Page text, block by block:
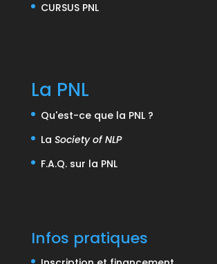
CURSUS PNL
La PNL
Qu'est-ce que la PNL ?
La Society of NLP
F.A.Q. sur la PNL
Infos pratiques